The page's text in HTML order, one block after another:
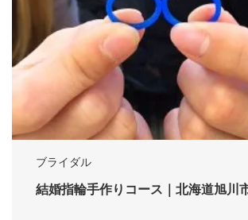
ブライダル
結婚指輪手作りコース｜北海道旭川